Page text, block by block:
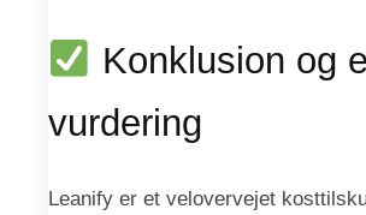
Konklusion og
vurdering
Leanify er et velovervejet